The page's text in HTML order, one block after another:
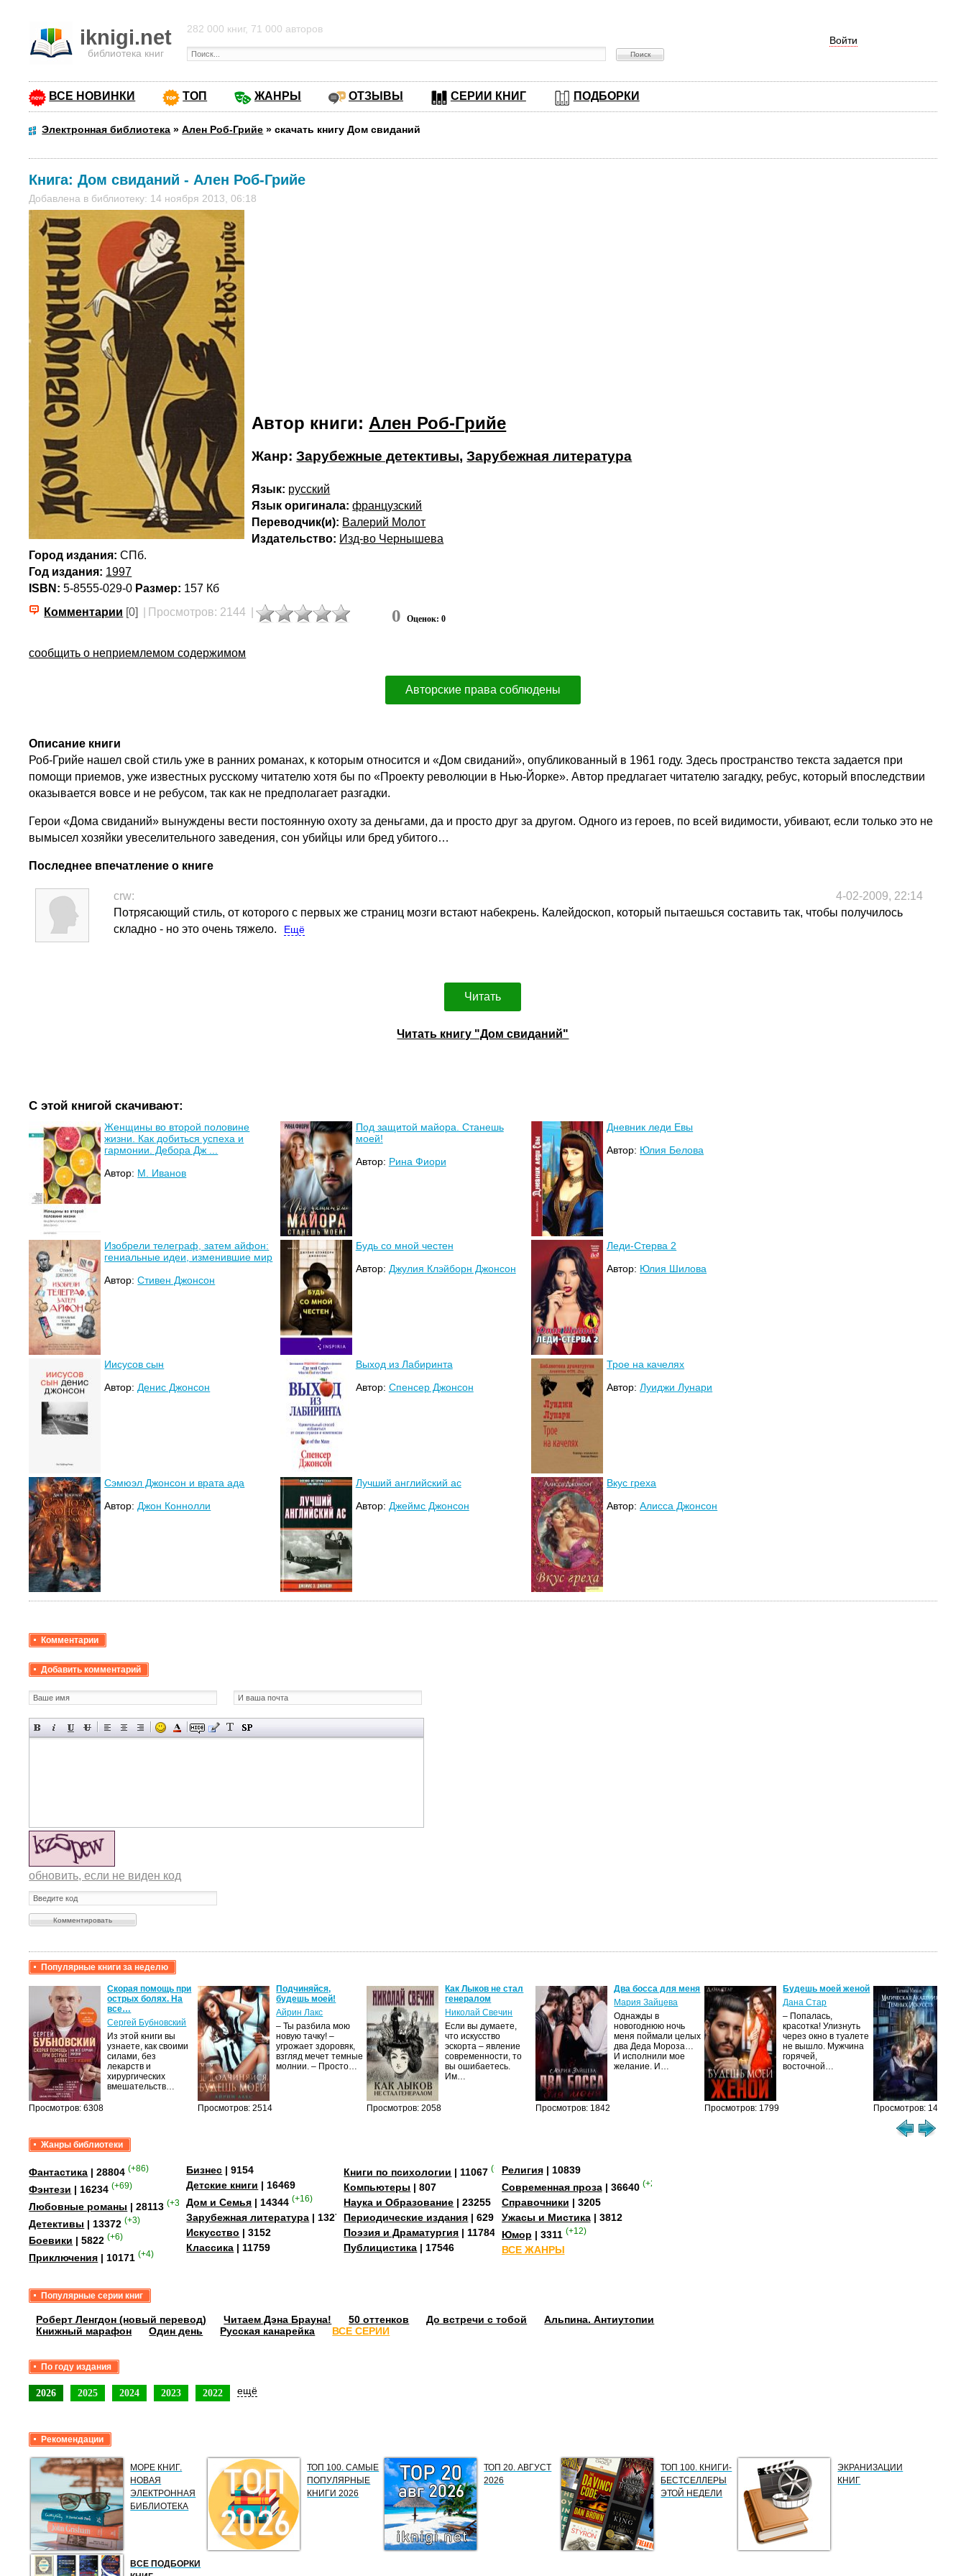
iknigi.net
библиотека книг
Войти
282 000 книг, 71 000 авторов
ВСЕ НОВИНКИ ТОП ЖАНРЫ ОТЗЫВЫ СЕРИИ КНИГ ПОДБОРКИ
Электронная библиотека »Ален Роб-Грийе »скачать книгу Дом свиданий
Книга:Дом свиданий - Ален Роб-Грийе
Добавлена в библиотеку: 14 ноября 2013, 06:18
Автор книги: Ален Роб-Грийе
Жанр:Зарубежные детективы,Зарубежная литература
Язык: русский
Язык оригинала: французский
Переводчик(и): Валерий Молот
Издательство: Изд-во Чернышева
Город издания: СПб.
Год издания: 1997
ISBN: 5-8555-029-0 Размер: 157 Кб
Комментарии [0] Просмотров: 2144 0 Оценок: 0
сообщить о неприемлемом содержимом
Авторские права соблюдены
Описание книги
Роб-Грийе нашел свой стиль уже в ранних романах, к которым относится и «Дом свиданий», опубликованный в 1961 году. Здесь пространство текста задается при
помощи приемов, уже известных русскому читателю хотя бы по «Проекту революции в Нью-Йорке». Автор предлагает читателю загадку, ребус, который впоследствии
оказывается вовсе и не ребусом, так как не предполагает разгадки.
Герои «Дома свиданий» вынуждены вести постоянную охоту за деньгами, да и просто друг за другом. Одного из героев, по всей видимости, убивают, если только это не
вымысел хозяйки увеселительного заведения, сон убийцы или бред убитого…
Последнее впечатление о книге
crw:
4-02-2009, 22:14
Потрясающий стиль, от которого с первых же страниц мозги встают набекрень. Калейдоскоп, который пытаешься составить так, чтобы получилось
складно - но это очень тяжело.
Ещё
Читать
Читать книгу "Дом свиданий"
С этой книгой скачивают:
Женщины во второй половине
жизни. Как добиться успеха и
гармонии. Дебора Дж ...
Автор: М. Иванов
Под защитой майора. Станешь
моей!
Автор: Рина Фиори
Дневник леди Евы
Автор: Юлия Белова
Изобрели телеграф, затем айфон:
гениальные идеи, изменившие мир
Автор:Стивен Джонсон
Будь со мной честен
Автор: Джулия Клэйборн Джонсон
Леди-Стерва 2
Автор: Юлия Шилова
Иисусов сын
Автор: Денис Джонсон
Выход из Лабиринта
Автор: Спенсер Джонсон
Трое на качелях
Автор:Луиджи Лунари
Сэмюэл Джонсон и врата ада
Автор: Джон Коннолли
Лучший английский ас
Автор: Джеймс Джонсон
Вкус греха
Автор:Алисса Джонсон
Комментарии
Добавить комментарий
обновить, если не виден код
Популярные книги за неделю
Просмотров: 6308
Скорая помощь при
острых болях. На
все…
Сергей Бубновский
Из этой книги вы
узнаете, как своими
силами, без
лекарств и
хирургических
вмешательств…
Просмотров: 2514
Подчиняйся,
будешь моей!
Айрин Лакс
– Ты разбила мою
новую тачку! –
угрожает здоровяк,
взгляд мечет темные
молнии. – Просто…
Просмотров: 2058
Как Лыков не стал
генералом
Николай Свечин
Если вы думаете,
что искусство
эскорта – явление
современности, то
вы ошибаетесь.
Им…
Просмотров: 1842
Два босса для меня
Мария Зайцева
Однажды в
новогоднюю ночь
меня поймали целых
два Деда Мороза…
И исполнили мое
желание. И…
Просмотров: 1799
Будешь моей женой
Дана Стар
– Попалась,
красотка! Улизнуть
через окно в туалете
не вышло. Мужчина
горячей,
восточной…
Просмотров: 1461
Жанры библиотеки
Фантастика | 28804 (+86)
Фэнтези | 16234 (+69)
Любовные романы | 28113 (+358)
Детективы | 13372 (+3)
Боевики | 5822 (+6)
Приключения | 10171 (+4)
Бизнес | 9154
Детские книги | 16469
Дом и Семья | 14344 (+16)
Зарубежная литература | 13273
Искусство | 3152
Классика | 11759
Книги по психологии | 11067 (+3)
Компьютеры | 807
Наука и Образование | 23255
Периодические издания | 629
Поэзия и Драматургия | 11784
Публицистика | 17546
Религия| 10839
Современная проза| 36640 (+2)
Справочники | 3205
Ужасы и Мистика| 3812
Юмор | 3311 (+12)
ВСЕ ЖАНРЫ
Популярные серии книг
Роберт Ленгдон (новый перевод) Читаем Дэна Брауна! 50 оттенков До встречи с тобой
Альпина. Антиутопии
Книжный марафон
Один день Русская канарейка ВСЕ СЕРИИ
По году издания
2026 2025 2024 2023 2022 ещё
Рекомендации
МОРЕ КНИГ.
НОВАЯ
ЭЛЕКТРОННАЯ
БИБЛИОТЕКА
ТОП 100. САМЫЕ
ПОПУЛЯРНЫЕ
КНИГИ 2026
ТОП 20. АВГУСТ
2026
ТОП 100. КНИГИ-
БЕСТСЕЛЛЕРЫ
ЭТОЙ НЕДЕЛИ
ЭКРАНИЗАЦИИ
КНИГ
ВСЕ ПОДБОРКИ